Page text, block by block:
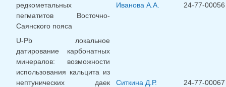
редкометальных
пегматитов Восточно-
Саянского пояса
Иванова А.А. 24-77-00056
U-Pb локальное
датирование карбонатных
минералов: возможности
использования кальцита из
нептунических даек
Ситкина Д.Р. 24-77-00067